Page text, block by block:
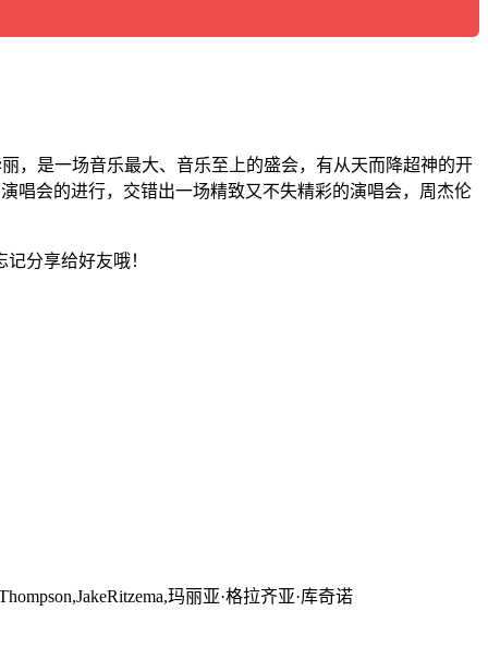
，是一场音乐最大、音乐至上的盛会，有从天而降超神的开
唱会的进行，交错出一场精致又不失精彩的演唱会，周杰伦
分享给好友哦！
玛丽亚·格拉齐亚·库奇诺